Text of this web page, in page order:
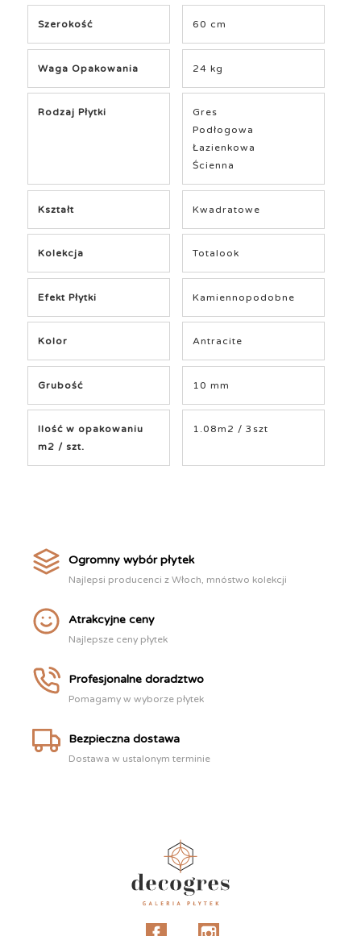
Szerokość 60 cm
Waga Opakowania 24 kg
Rodzaj Płytki
Gres
Podłogowa
Łazienkowa
Ścienna
Kształt Kwadratowe
Kolekcja Totalook
Efekt Płytki Kamiennopodobne
Kolor Antracite
Grubość 10 mm
Ilość w opakowaniu
m2 / szt.
1.08m2 / 3szt
Ogromny wybór płytek
Najlepsi producenci z Włoch, mnóstwo kolekcji
Atrakcyjne ceny
Najlepsze ceny płytek
Profesjonalne doradztwo
Pomagamy w wyborze płytek
Bezpieczna dostawa
Dostawa w ustalonym terminie
Facebook